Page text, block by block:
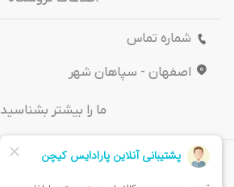
شماره تماس
اصفهان - سپاهان شهر
ما را بیشتر بشناسید
درباره‌ ما
تماس باما